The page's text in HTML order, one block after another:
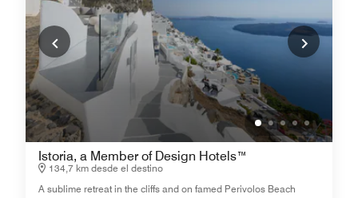
Istoria, a Member of Design Hotels™
134,7 km desde el destino
A sublime retreat in the cliffs and on famed Perivolos Beach